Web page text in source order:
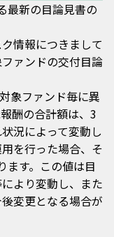
最新の目論見書の
情報につきまして
ァンドの交付目論
象ファンド毎に異
酬の合計額は、3
況によって変動し
を行った場合、そ
ます。この値は目
より変動し、また
変更となる場合が